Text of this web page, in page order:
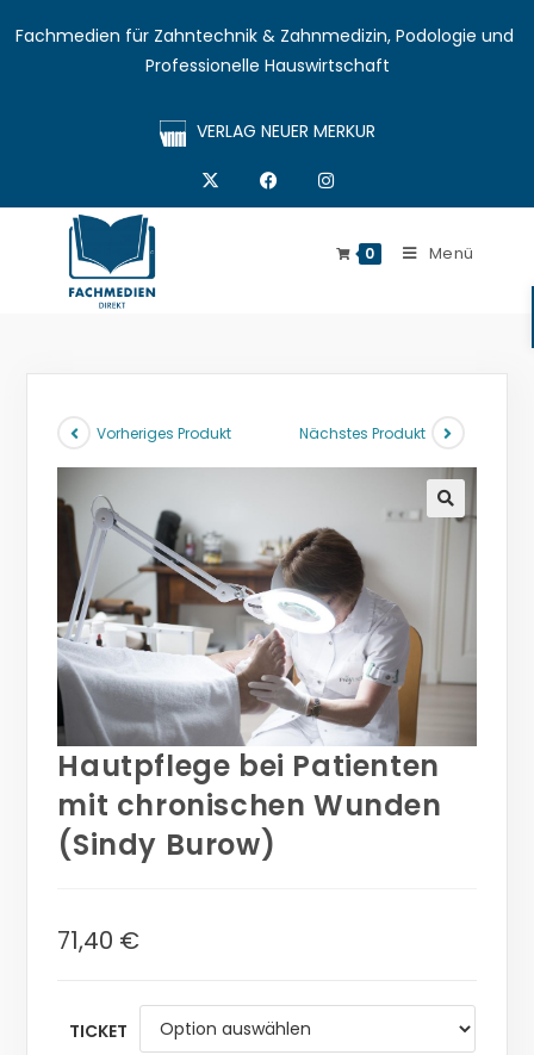
Fachmedien für Zahntechnik & Zahnmedizin, Podologie und
Professionelle Hauswirtschaft
VERLAG NEUER MERKUR
0 Menü
Vorheriges Produkt Nächstes Produkt
Hautpflege bei Patienten
mit chronischen Wunden
(Sindy Burow)
71,40 €
TICKET